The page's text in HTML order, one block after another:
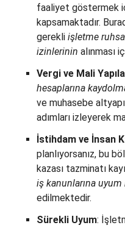
faaliyet göstermek
kapsamaktadır.
gerekli işletme
izinlerinin alınması
Vergi ve Mali
hesaplarına
ve muhasebe
adımları izleyerek
İstihdam ve İnsan
planlıyorsanız, bu
kazası tazminatı
iş kanunlarına
edilmektedir.
Sürekli Uyum: